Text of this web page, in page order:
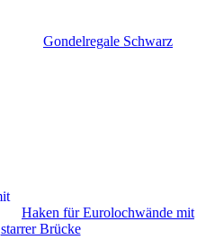
Gondelregale Schwarz
Haken für Eurolochwände mit
starrer Brücke